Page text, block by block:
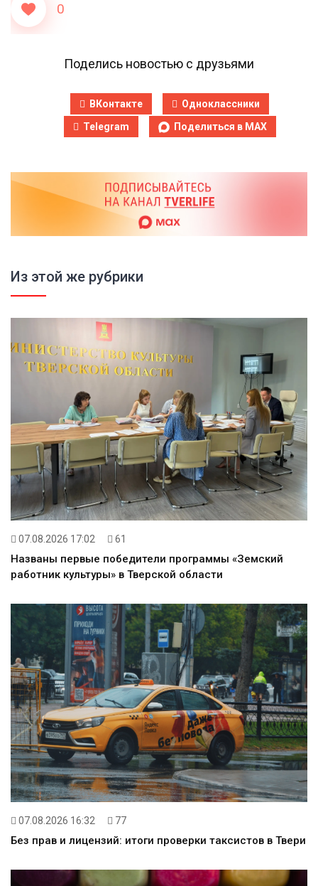
0
Поделись новостью с друзьями
ВКонтакте
Одноклассники
Telegram
Поделиться в MAX
Из этой же рубрики
07.08.2026 17:02 61
Названы первые победители программы «Земский
работник культуры» в Тверской области
07.08.2026 16:32 77
Без прав и лицензий: итоги проверки таксистов в Твери